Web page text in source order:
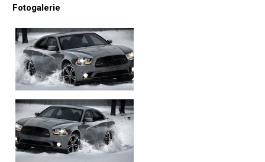
Fotogalerie